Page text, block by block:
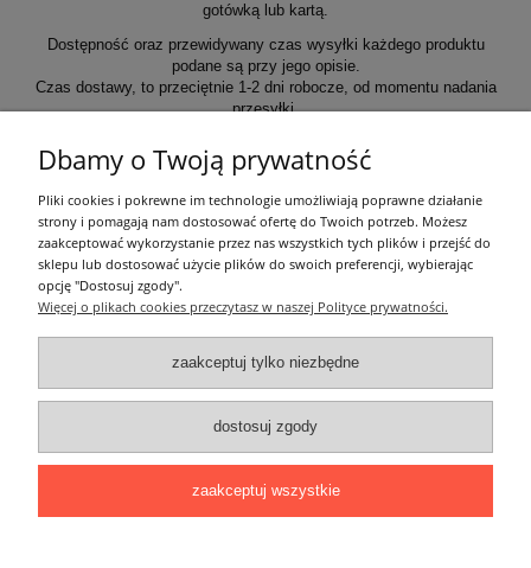
gotówką lub kartą.
Dostępność oraz przewidywany czas wysyłki każdego produktu
podane są przy jego opisie.
Czas dostawy, to przeciętnie 1-2 dni robocze, od momentu nadania
przesyłki.
Informacje ogólne
Zakupy
Moje konto
Pozostałe
Łatwy dojazd z Sopotu, Gdańska i Gdyni - przekonaj się i kup również na
miejscu!
ONELED, ul. Kasprowicza 4, 83-000 Pruszcz Gdański
e-mail: biuro@oneled.pl | tel.: 511-711-113 | tel.: 511-115-157 | tel.: 511-711-
Dbamy o Twoją prywatność
Pliki cookies i pokrewne im technologie umożliwiają poprawne działanie
strony i pomagają nam dostosować ofertę do Twoich potrzeb. Możesz
zaakceptować wykorzystanie przez nas wszystkich tych plików i przejść do
sklepu lub dostosować użycie plików do swoich preferencji, wybierając
opcję "Dostosuj zgody".
Więcej o plikach cookies przeczytasz w naszej Polityce prywatności.
zaakceptuj tylko niezbędne
dostosuj zgody
zaakceptuj wszystkie